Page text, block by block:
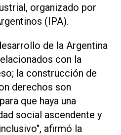
organizado por
(IPA).
de la Argentina
con la
la construcción de
derechos son
que haya una
social ascendente y
afirmó la